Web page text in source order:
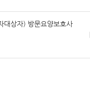
대상자) 방문요양보호사